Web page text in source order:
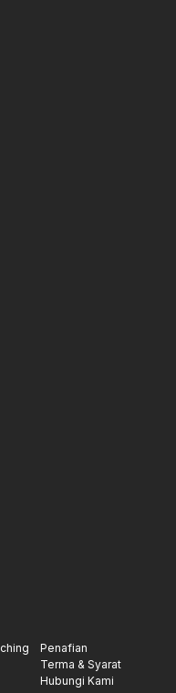
Penafian
Terma & Syarat
Hubungi Kami